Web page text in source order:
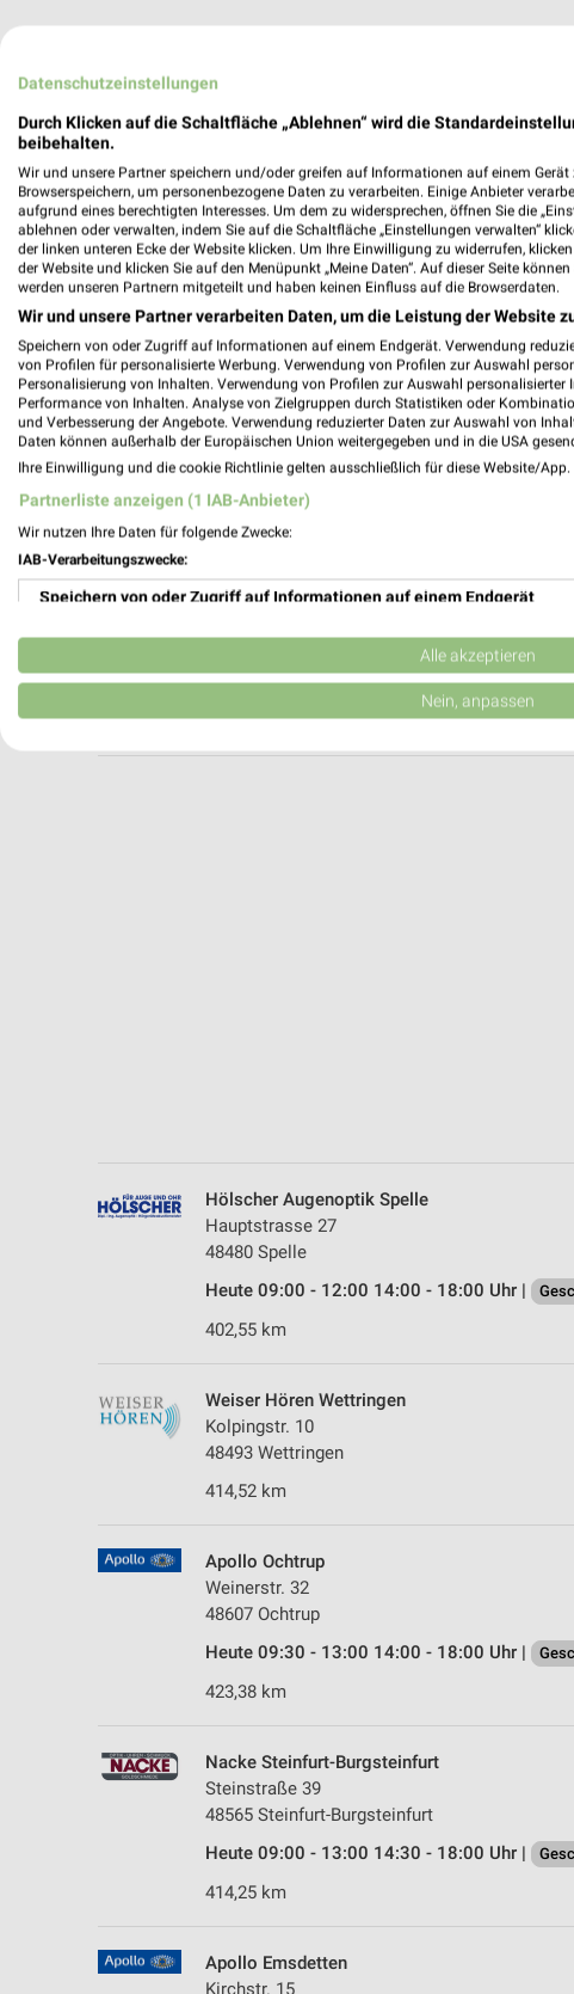
Hölscher Augenoptik Emsbüren
Dahlhok 29
48488 Emsbüren
Heute 08:00 - 12:00 14:00 - 18:00 Uhr |
414,31 km
Hölscher Augenoptik Schüttorf
Heute 09:00 - 12:30 14:00 - 18:00 Uhr |
Hölscher Augenoptik Spelle
Hauptstrasse 27
48480 Spelle
Heute 09:00 - 12:00 14:00 - 18:00 Uhr |
402,55 km
Weiser Hören Wettringen
Kolpingstr. 10
48493 Wettringen
414,52 km
Apollo Ochtrup
Weinerstr. 32
48607 Ochtrup
Heute 09:30 - 13:00 14:00 - 18:00 Uhr |
423,38 km
Nacke Steinfurt-Burgsteinfurt
Steinstraße 39
48565 Steinfurt-Burgsteinfurt
Heute 09:00 - 13:00 14:30 - 18:00 Uhr |
414,25 km
Apollo Emsdetten
Kirchstr. 15
Datenschutzeinstellungen
Durch Klicken auf die Schaltfläche „Ablehnen“ wird die
beibehalten.
Wir und unsere Partner speichern und/oder greifen auf Informationen auf einem Gerät
Browserspeichern, um personenbezogene Daten zu verarbeiten. Einige Anbieter
aufgrund eines berechtigten Interesses. Um dem zu widersprechen, öffnen Sie die
ablehnen oder verwalten, indem Sie auf die Schaltfläche „Einstellungen verwalten“
der linken unteren Ecke der Website klicken. Um Ihre Einwilligung zu widerrufen,
der Website und klicken Sie auf den Menüpunkt „Meine Daten“. Auf dieser Seite
werden unseren Partnern mitgeteilt und haben keinen Einfluss auf die Browserdaten.
Wir und unsere Partner verarbeiten Daten, um die Leistung der Website
Speichern von oder Zugriff auf Informationen auf einem Endgerät. Verwendung
von Profilen für personalisierte Werbung. Verwendung von Profilen zur Auswahl
Personalisierung von Inhalten. Verwendung von Profilen zur Auswahl personalisierter
Performance von Inhalten. Analyse von Zielgruppen durch Statistiken oder
und Verbesserung der Angebote. Verwendung reduzierter Daten zur Auswahl von
Daten können außerhalb der Europäischen Union weitergegeben und in die USA
Ihre Einwilligung und die cookie Richtlinie gelten ausschließlich für diese Website/App.
Partnerliste anzeigen (1 IAB-Anbieter)
Wir nutzen Ihre Daten für folgende Zwecke:
IAB-Verarbeitungszwecke:
Speichern von oder Zugriff auf Informationen auf einem Endgerät
Verwendung reduzierter Daten zur Auswahl von Werbeanzeigen
Erstellung von Profilen für personalisierte Werbung
Geräte anhand von aktiv angeforderten Informationen identifizieren
Funktional
Alle akzeptieren
Nein, anpassen